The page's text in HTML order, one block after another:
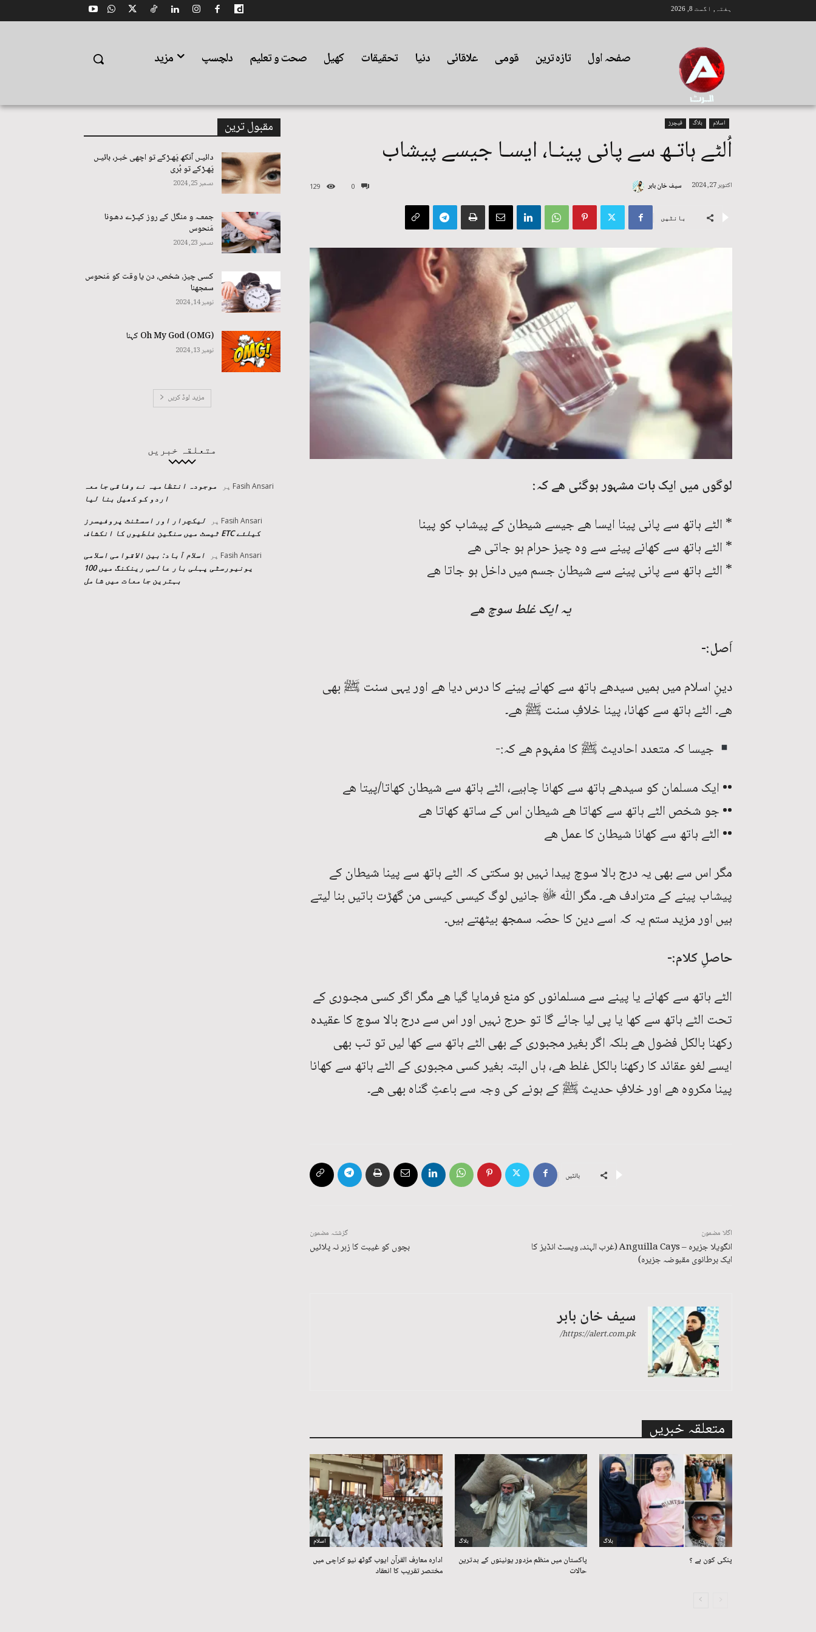
ہفتہ, اگست 8, 2026
صفحہ اول تازہ ترین قومی علاقائی دنیا تحقیقات کھیل صحت و تعلیم دلچسپ مزید
اسلام بلاگ فیچرز
اُلٹے ہاتـھ سے پانی پینـا، ایسـا جیسے پیشاب
0
129 اکتوبر 27, 2024 سیف خان بابر
بانٹیں
لوگوں میں ایک بات مشہور ہوگئی ھے کہ:
* الٹے ہاتھ سے پانی پینا ایسا ھے جیسے شیطان کے پیشاب کو پینا
* الٹے ہاتھ سے کھانے پینے سے وہ چیز حرام ہو جاتی ھے
* الٹے ہاتھ سے پانی پینے سے شیطان جسم میں داخل ہو جاتا ھے
یہ ایک غلط سوچ ھے
اَصل:-
دینِ اسلام میں ہمیں سیدھے ہاتھ سے کھانے پینے کا درس دیا ھے اور یہی سنت ﷺ بھی
ھے۔ الٹے ہاتھ سے کھانا، پینا خلافِ سنت ﷺ ھے۔
جیسا کہ متعدد احادیث ﷺ کا مفہوم ھے کہ:-
•• ایک مسلمان کو سیدھے ہاتھ سے کھانا چاہیے، الٹے ہاتھ سے شیطان کھاتا/پیتا ھے
•• جو شخص الٹے ہاتھ سے کھاتا ھے شیطان اس کے ساتھ کھاتا ھے
•• الٹے ہاتھ سے کھانا شیطان کا عمل ھے
مگر اس سے بھی یہ درج بالا سوچ پیدا نہیں ہو سکتی کہ الٹے ہاتھ سے پینا شیطان کے
پیشاب پینے کے مترادف ھے۔ مگر اللّٰه ﷻ جانیں لوگ کیسی کیسی من گھڑت باتیں بنا لیتے
ہیں اور مزید ستم یہ کہ اسے دین کا حصّہ سمجھ بیٹھتے ہیں۔
حاصلِ کلام:-
الٹے ہاتھ سے کھانے یا پینے سے مسلمانوں کو منع فرمایا گیا ھے مگر اگر کسی مجںوری کے
تحت الٹے ہاتھ سے کھا یا پی لیا جائے گا تو حرج نہیں اور اس سے درج بالا سوچ کا عقیدہ
رکھنا بالکل فضول ھے بلکہ اگر بغیر مجبوری کے بھی الٹے ہاتھ سے کھا لیں تو تب بھی
ایسے لغو عقائد کا رکھنا بالکل غلط ھے، ہاں البتہ بغیر کسی مجبوری کے الٹے ہاتھ سے کھانا
پینا مکروہ ھے اور خلافِ حدیث ﷺ کے ہونے کی وجہ سے باعثِ گناہ بھی ھے۔
بانٹیں
گزشتہ مضمون
بچوں کو غیبت کا زہر نہ پلائیں
اگلا مضمون
انگویلا جزیره – Anguilla Cays (غرب الہند، ویسٹ انڈیز کا
ایک برطانوی مقبوضہ جزیرہ)
سیف خان بابر
https://alert.com.pk/
متعلقہ خبریں
بلاگ
پنکی کون ہے ؟
بلاگ
پاکستان میں منظم مزدور یونینوں کے بدترین
حالات
اسلام
ادارہ معارف القرآن ایوب گوٹھ نیو کراچی میں
مختصر تقریب کا انعقاد
مقبول ترین
دائیـں آنکھ پَھـڑکے تو اچھی خبـر، بائیـں
پَھـڑکے تو بُری
دسمبر 25, 2024
جمعـہ و منگل کے روز کپـڑے دھـونا
مَنحوس
دسمبر 23, 2024
کسی چیز, شخص، دن یا وقت کو مَنحوس
سمجھنا
نومبر 14, 2024
Oh My God (OMG) کہنا
نومبر 13, 2024
مزید لوڈ کریں
متعلقہ خبریں
Fasih Ansari پر
موجودہ انتظامیہ نے وفاقی جامعہ
اردو کو کھیل بنا لیا
Fasih Ansari پر
لیکچرار اور اسسٹنٹ پروفیسرز
کیلئے ETC ٹیسٹ میں سنگین غلطیوں کا انکشاف
Fasih Ansari پر
اسلام آباد: بین الاقوامی اسلامی
یونیورسٹی پہلی بار عالمی رینکنگ میں 100
بہترین جامعات میں شامل